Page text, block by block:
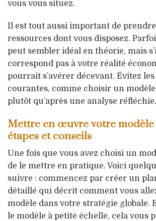
vous vous situez.
Il est tout aussi important de
ressources dont vous disposez.
peut sembler idéal en théorie, mais
correspond pas à votre réalité
pourrait s’avérer décevant. Évitez
courantes, comme choisir un
plutôt qu’après une analyse réfléchie.
Mettre en œuvre votre modèle
étapes et conseils
Une fois que vous avez choisi un
de le mettre en pratique. Voici
suivre : commencez par créer un
détaillé qui décrit comment vous
modèle dans votre stratégie globale.
le modèle à petite échelle, cela vous